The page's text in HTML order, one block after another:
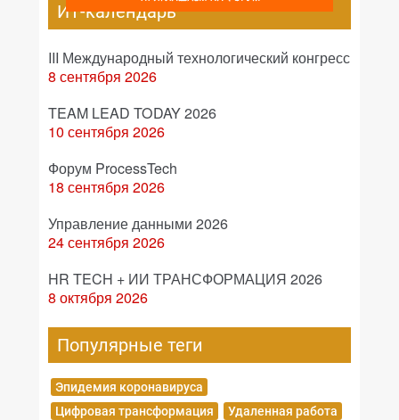
ИТ-календарь
III Международный технологический конгресс
8 сентября 2026
TEAM LEAD TODAY 2026
10 сентября 2026
Форум ProcessTech
18 сентября 2026
Управление данными 2026
24 сентября 2026
HR TECH + ИИ ТРАНСФОРМАЦИЯ 2026
8 октября 2026
Популярные теги
Эпидемия коронавируса
Цифровая трансформация
Удаленная работа